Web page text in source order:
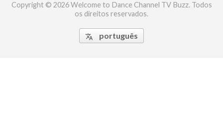
Copyright © 2026 Welcome to Dance Channel TV Buzz. Todos
os direitos reservados.
 português